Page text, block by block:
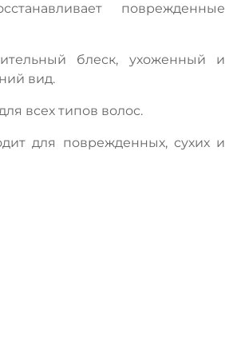
поврежденные
блеск, ухоженный и
вид.
всех типов волос.
для поврежденных, сухих и